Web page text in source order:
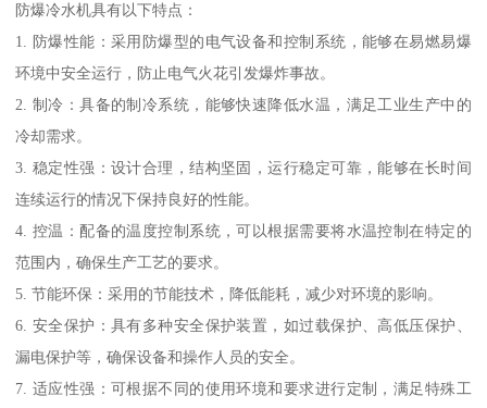
防爆冷水机具有以下特点：
1. 防爆性能：采用防爆型的电气设备和控制系统，能够在易燃易爆
环境中安全运行，防止电气火花引发爆炸事故。
2. 制冷：具备的制冷系统，能够快速降低水温，满足工业生产中的
冷却需求。
3. 稳定性强：设计合理，结构坚固，运行稳定可靠，能够在长时间
连续运行的情况下保持良好的性能。
4. 控温：配备的温度控制系统，可以根据需要将水温控制在特定的
范围内，确保生产工艺的要求。
5. 节能环保：采用的节能技术，降低能耗，减少对环境的影响。
6. 安全保护：具有多种安全保护装置，如过载保护、高低压保护、
漏电保护等，确保设备和操作人员的安全。
7. 适应性强：可根据不同的使用环境和要求进行定制，满足特殊工